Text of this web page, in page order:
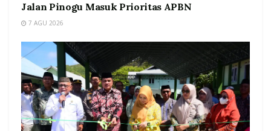
Jalan Pinogu Masuk Prioritas APBN
7 AGU 2026